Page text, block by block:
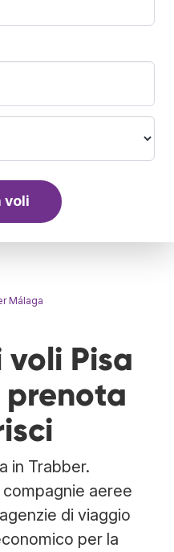
voli
Málaga
Pisa
in Trabber.
aeree
di viaggio
per la